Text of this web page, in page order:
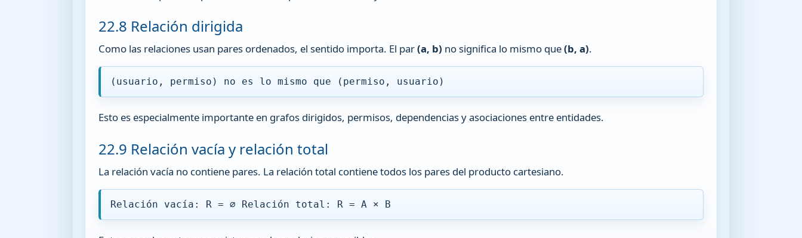
22.8 Relación dirigida
Como las relaciones usan pares ordenados, el sentido importa. El par(a, b) no significa lo mismo que(b, a).
(usuario, permiso) no es lo mismo que (permiso, usuario)
Esto es especialmente importante en grafos dirigidos, permisos, dependencias y asociaciones entre entidades.
22.9 Relación vacía y relación total
La relación vacía no contiene pares. La relación total contiene todos los pares del producto cartesiano.
Relación vacía: R = ∅ Relación total: R = A × B